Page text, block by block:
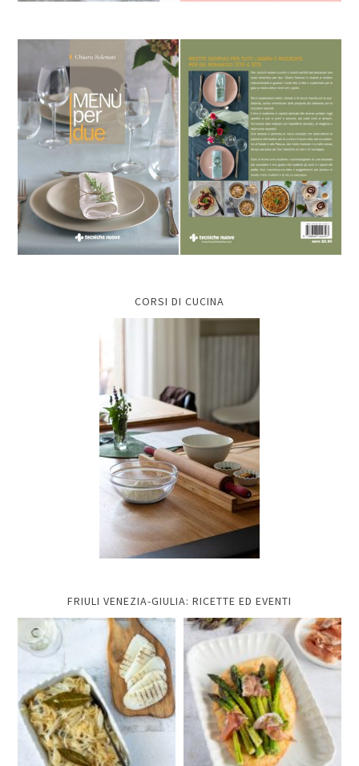
CORSI DI CUCINA
FRIULI VENEZIA-GIULIA: RICETTE ED EVENTI